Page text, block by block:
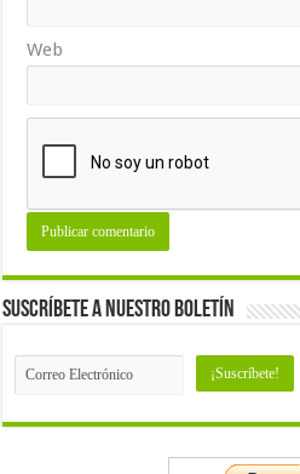
Web
Suscríbete a nuestro Boletín